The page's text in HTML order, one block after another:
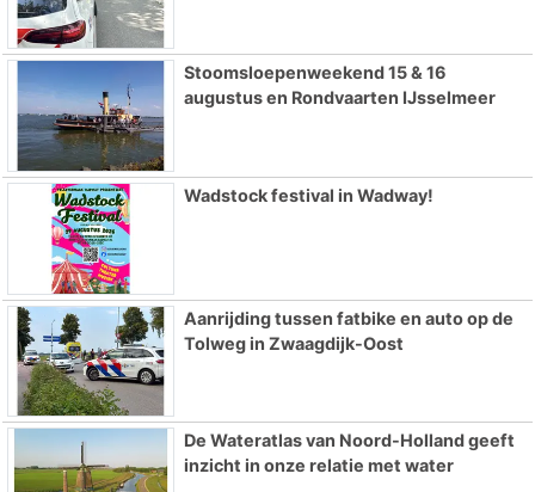
Stoomsloepenweekend 15 & 16
augustus en Rondvaarten IJsselmeer
Wadstock festival in Wadway!
Aanrijding tussen fatbike en auto op de
Tolweg in Zwaagdijk-Oost
De Wateratlas van Noord-Holland geeft
inzicht in onze relatie met water